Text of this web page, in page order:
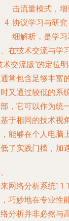
击流量模式，增
协议学习与研究
细解析，是学习
在技术交流与学
术交流版”的定位
常包含足够丰富
又通过较低的系
，它可以作为统
于相同的技术视
能够在个人电脑
了实践门槛，加
网络分析系统
巧妙地在专业性
分析并非必然与